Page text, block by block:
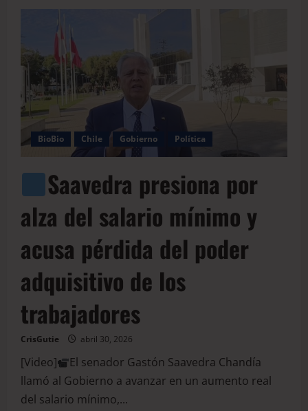
BioBio Chile Gobierno Política
Saavedra presiona por
alza del salario mínimo y
acusa pérdida del poder
adquisitivo de los
trabajadores
CrisGutie abril 30, 2026
[Video]
El senador Gastón Saavedra Chandía
llamó al Gobierno a avanzar en un aumento real
del salario mínimo,...